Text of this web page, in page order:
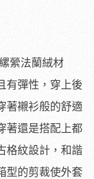
縈法蘭絨材
有彈性，穿上後
著襯衫般的舒適
著還是搭配上都
格紋設計，和諧
型的剪裁使外套